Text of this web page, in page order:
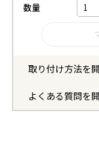
数量
取り付け方法を
よくある質問を